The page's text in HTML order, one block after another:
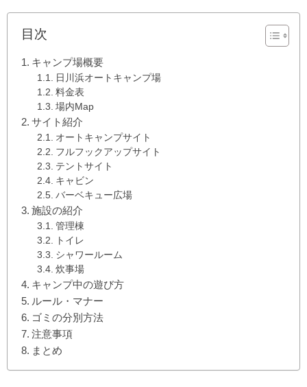
目次
キャンプ場概要
日川浜オートキャンプ場
料金表
場内Map
サイト紹介
オートキャンプサイト
フルフックアップサイト
テントサイト
キャビン
バーベキュー広場
施設の紹介
管理棟
トイレ
シャワールーム
炊事場
キャンプ中の遊び方
ルール・マナー
ゴミの分別方法
注意事項
まとめ